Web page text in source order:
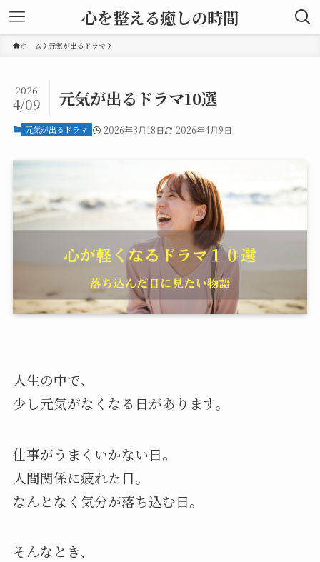
心を整える癒しの時間
ホーム 元気が出るドラマ
元気が出るドラマ10選
2026
4/09
元気が出るドラマ 2026年3月18日 2026年4月9日
人生の中で、
少し元気がなくなる日があります。
仕事がうまくいかない日。
人間関係に疲れた日。
なんとなく気分が落ち込む日。
そんなとき、